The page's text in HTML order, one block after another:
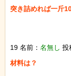
突き詰めれば一斤
19 名前： 名無し 投
材料は？